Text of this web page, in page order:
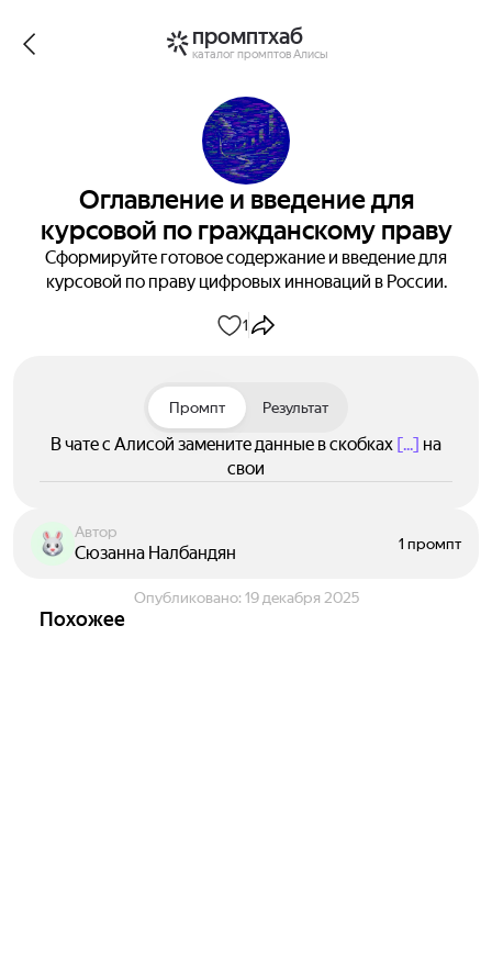
промптхаб
каталог промптов Алисы
Оглавление и введение для
курсовой по гражданскому праву
Сформируйте готовое содержание и введение для
курсовой по праву цифровых инноваций в России.
1
Промпт Результат
В чате с Алисой замените данные в скобках [...] на
свои
Автор
Сюзанна Налбандян 1 промпт
Опубликовано: 19 декабря 2025
Похожее